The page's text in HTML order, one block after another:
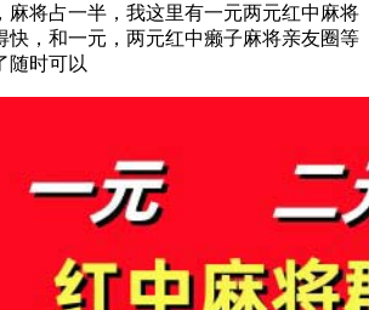
麻将占一半，我这里有一元两元红中麻将
快，和一元，两元红中癞子麻将亲友圈等
随时可以